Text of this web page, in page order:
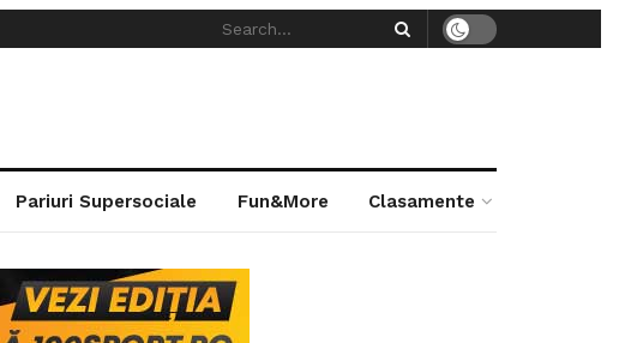
Pariuri Supersociale Fun&More Clasamente